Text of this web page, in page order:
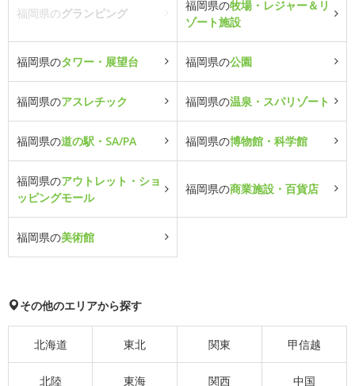
福岡県のグランピング
福岡県の牧場・レジャー＆リ
ゾート施設
福岡県のタワー・展望台 福岡県の公園
福岡県のアスレチック 福岡県の温泉・スパリゾート
福岡県の道の駅・SA/PA 福岡県の博物館・科学館
福岡県のアウトレット・ショ
ッピングモール
福岡県の商業施設・百貨店
福岡県の美術館
その他のエリアから探す
北海道 東北 関東 甲信越
北陸 東海 関西 中国